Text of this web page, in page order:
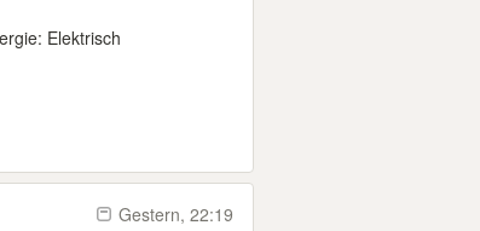
Elektrisch
Gestern, 22:19